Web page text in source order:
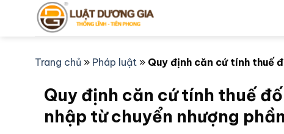
Trang chủ » Pháp luật » Quy định căn cứ tính thuế
Quy định căn cứ tính thuế
nhập từ chuyển nhượng